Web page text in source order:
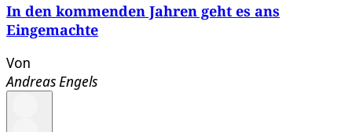
In den kommenden Jahren geht es ans
Eingemachte
Von
Andreas Engels